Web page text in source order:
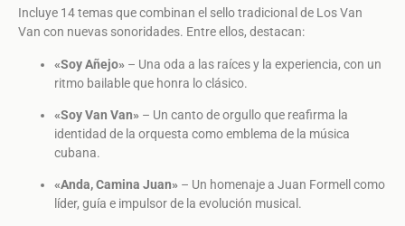
Incluye 14 temas que combinan el sello tradicional de Los Van
Van con nuevas sonoridades. Entre ellos, destacan:
«Soy Añejo» – Una oda a las raíces y la experiencia, con un
ritmo bailable que honra lo clásico.
«Soy Van Van» – Un canto de orgullo que reafirma la
identidad de la orquesta como emblema de la música
cubana.
«Anda, Camina Juan» – Un homenaje a Juan Formell como
líder, guía e impulsor de la evolución musical.